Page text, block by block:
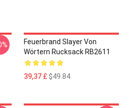
Feuerbrand Slayer Von
Wörtern Rucksack RB2611
39,37 £$49.84